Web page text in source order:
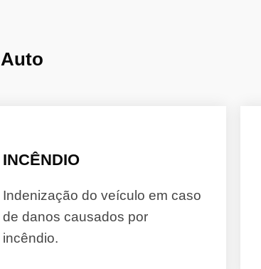
INCÊNDIO
Indenização do veículo em caso
de danos causados por
incêndio.